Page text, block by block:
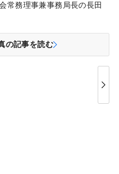
常務理事兼事務局長の長田
の記事を読む